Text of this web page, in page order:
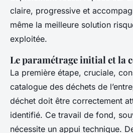
claire, progressive et
même la meilleure solution
exploitée.
Le paramétrage initial et la
La première étape, cruciale,
catalogue des déchets de
déchet doit être correctement
identifié. Ce travail de fond,
nécessite un appui technique.